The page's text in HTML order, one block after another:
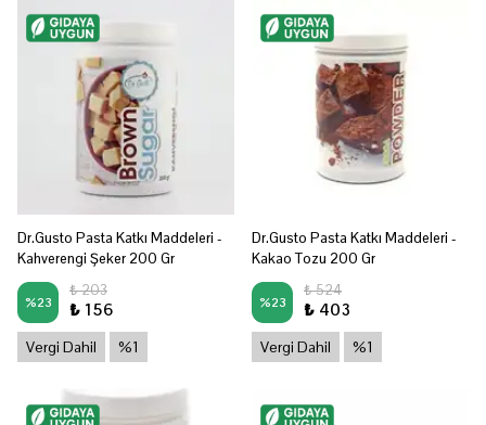
Dr.Gusto Pasta Katkı Maddeleri -
Kahverengi Şeker 200 Gr
%23
₺ 203
₺ 156
Vergi Dahil %1
Dr.Gusto Pasta Katkı Maddeleri -
Kakao Tozu 200 Gr
%23
₺ 524
₺ 403
Vergi Dahil %1